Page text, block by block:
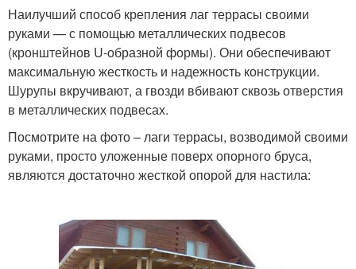
Наилучший способ крепления лаг террасы своими
руками — с помощью металлических подвесов
(кронштейнов U-образной формы). Они обеспечивают
максимальную жесткость и надежность конструкции.
Шурупы вкручивают, а гвозди вбивают сквозь отверстия
в металлических подвесах.
Посмотрите на фото – лаги террасы, возводимой своими
руками, просто уложенные поверх опорного бруса,
являются достаточно жесткой опорой для настила: